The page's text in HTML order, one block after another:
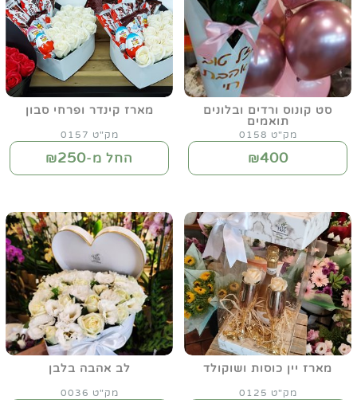
סט קונוס ורדים ובלונים
תואמים
מק"ט 0158
₪400
מארז קינדר ופרחי סבון
מק"ט 0157
החל מ-₪250
מארז יין כוסות ושוקולד
מק"ט 0125
לב אהבה בלבן
מק"ט 0036